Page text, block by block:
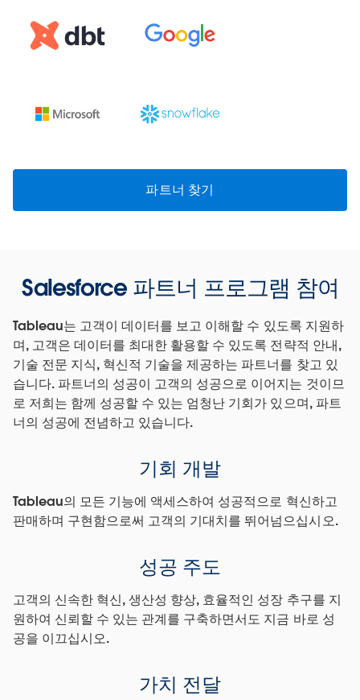
파트너 찾기
Salesforce 파트너 프로그램 참여
Tableau는 고객이 데이터를 보고 이해할 수 있도록 지원하
며, 고객은 데이터를 최대한 활용할 수 있도록 전략적 안내,
기술 전문 지식, 혁신적 기술을 제공하는 파트너를 찾고 있
습니다. 파트너의 성공이 고객의 성공으로 이어지는 것이므
로 저희는 함께 성공할 수 있는 엄청난 기회가 있으며, 파트
너의 성공에 전념하고 있습니다.
기회 개발
Tableau의 모든 기능에 액세스하여 성공적으로 혁신하고
판매하며 구현함으로써 고객의 기대치를 뛰어넘으십시오.
성공 주도
고객의 신속한 혁신, 생산성 향상, 효율적인 성장 추구를 지
원하여 신뢰할 수 있는 관계를 구축하면서도 지금 바로 성
공을 이끄십시오.
가치 전달